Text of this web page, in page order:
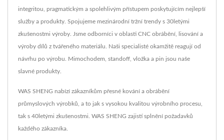
integritou, pragmatickým a spolehlivým přístupem poskytujícím nejlepší
služby a produkty. Spojujeme mezinárodní tržní trendy s 30letými
zkušenostmi výroby. Jsme odborníci v oblasti CNC obrábění, lisování a
výroby dílů z tvářeného materiálu. Naši specialisté okamžitě reagují od
návrhu po výrobu. Mimochodem, standoff, vložka a pin jsou naše
slavné produkty.
WAS SHENG nabízí zákazníkům přesné kování a obrábění
průmyslových výrobků, a to jak s vysokou kvalitou výrobního procesu,
tak s 40letými zkušenostmi. WAS SHENG zajistí splnění požadavků
každého zákazníka.